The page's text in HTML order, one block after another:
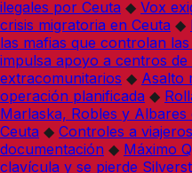
ilegales por Ceuta ◆ Vox
crisis migratoria en Ceuta ◆
las mafias que controlan
impulsa apoyo a centros
extracomunitarios ◆ Asalto
operación planificada ◆
Marlaska, Robles y
Ceuta ◆ Controles a
documentación ◆ Máximo
clavícula y se pierde